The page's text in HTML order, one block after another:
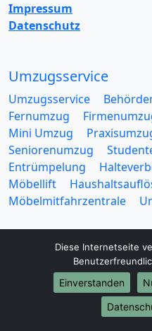
Impressum
Datenschutz
Umzugsservice
Umzugsservice
Fernumzug
Mini Umzug
Seniorenumzug
Entrümpelung
Möbellift
Möbelmitfahrzentrale
Europa-Umzüge
Umzug von Leipzig nach
Diese Internetseite
Einverstanden